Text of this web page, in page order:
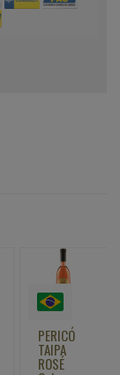
PERICÓ
TAIPA
ROSÉ